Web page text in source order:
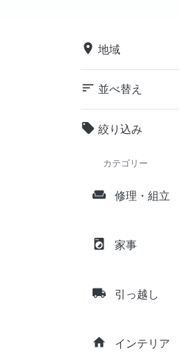
place 地域
sort 並べ替え
local_offer 絞り込み
カテゴリー
weekend 修理・組立
local_laundry_service 家事
local_shipping 引っ越し
home インテリア